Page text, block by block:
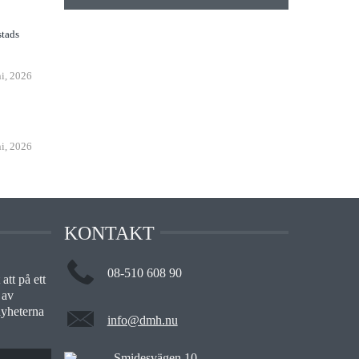
2026
2026
på ett
KONTAKT
08-510 608 90
info@dmh.nu